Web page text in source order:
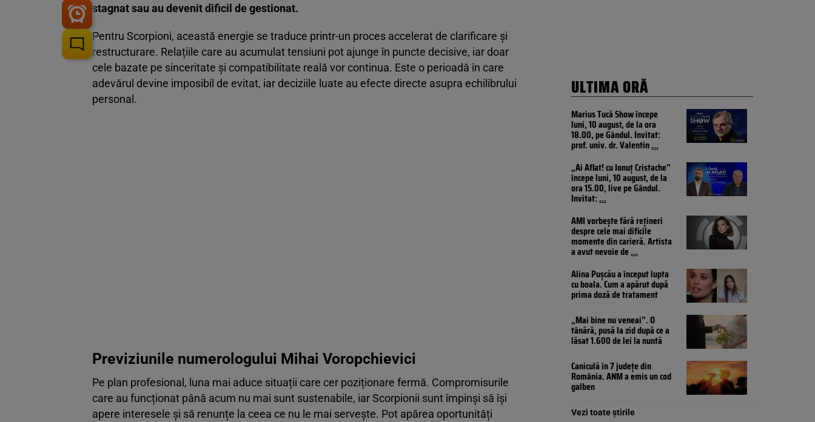
stagnat sau au devenit dificil de gestionat.
Pentru Scorpioni, această energie se traduce printr-un proces accelerat de clarificare și
restructurare. Relațiile care au acumulat tensiuni pot ajunge în puncte decisive, iar doar
cele bazate pe sinceritate și compatibilitate reală vor continua. Este o perioadă în care
adevărul devine imposibil de evitat, iar deciziile luate au efecte directe asupra echilibrului
personal.
Previziunile numerologului Mihai Voropchievici
Pe plan profesional, luna mai aduce situații care cer poziționare fermă. Compromisurile
care au funcționat până acum nu mai sunt sustenabile, iar Scorpionii sunt împinși să își
apere interesele și să renunțe la ceea ce nu le mai servește. Pot apărea oportunități
ULTIMA ORĂ
Marius Tucă Show începe
luni, 10 august, de la ora
18.00, pe Gândul. Invitat:
prof. univ. dr. Valentin...
„Ai Aflat! cu Ionuț Cristache”
începe luni, 10 august, de la
ora 15.00, live pe Gândul.
Invitat:...
AMI vorbește fără rețineri
despre cele mai dificile
momente din carieră. Artista
a avut nevoie de...
Alina Pușcău a început lupta
cu boala. Cum a apărut după
prima doză de tratament
„Mai bine nu veneai”. O
tânără, pusă la zid după ce a
lăsat 1.600 de lei la nuntă
Caniculă în 7 județe din
România. ANM a emis un cod
galben
Vezi toate știrile